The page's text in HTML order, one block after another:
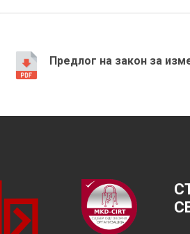
Предлог на закон за